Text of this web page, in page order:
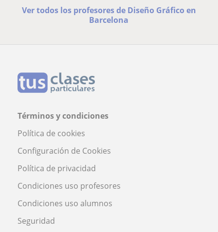
Ver todos los profesores de Diseño Gráfico en
Barcelona
Términos y condiciones
Política de cookies
Configuración de Cookies
Política de privacidad
Condiciones uso profesores
Condiciones uso alumnos
Seguridad